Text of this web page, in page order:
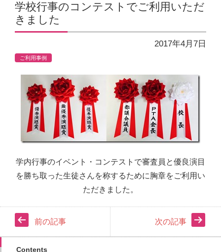
学校行事のコンテストでご利用いただ
きました
2017年4月7日
ご利用事例
学内行事のイベント・コンテストで審査員と優良演目
を勝ち取った生徒さんを称するために胸章をご利用い
ただきました。
前の記事 次の記事
Contents